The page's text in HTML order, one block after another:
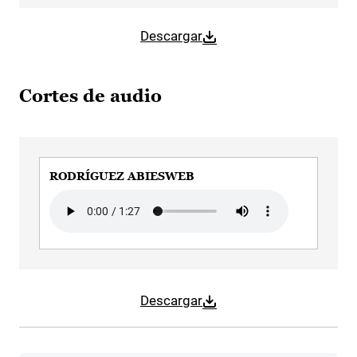
Descargar
Cortes de audio
Descargar
RODRÍGUEZ ABIESWEB